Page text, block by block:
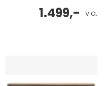
v.a.
1.499,-